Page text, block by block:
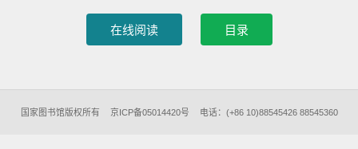
国家图书馆版权所有 京ICP备05014420号 电话：(+86 10)88545426 88545360